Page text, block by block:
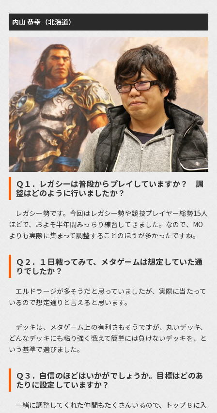
内山 恭幸（北海道）
Ｑ１．レガシーは普段からプレイしていますか？ 調
整はどのように行いましたか？
レガシー勢です。今回はレガシー勢や競技プレイヤー総勢15人
ほどで、およそ半年間みっちり練習してきました。なので、MO
よりも実際に集まって調整することのほうが多かったですね。
Ｑ２．１日戦ってみて、メタゲームは想定していた通
りでしたか？
エルドラージが多そうだと思っていましたが、実際に当たって
いるので想定通りと言えると思います。
デッキは、メタゲーム上の有利さもそうですが、丸いデッキ、
どんなデッキにも粘り強く戦えて簡単には負けないデッキを、と
いう基準で選びました。
Ｑ３．自信のほどはいかがでしょうか。目標はどのあ
たりに設定していますか？
一緒に調整してくれた仲間もたくさんいるので、トップ８に入